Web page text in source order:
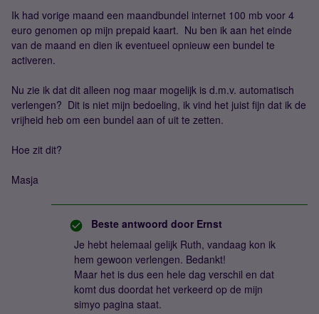
Ik had vorige maand een maandbundel internet 100 mb voor 4
euro genomen op mijn prepaid kaart. Nu ben ik aan het einde
van de maand en dien ik eventueel opnieuw een bundel te
activeren.
Nu zie ik dat dit alleen nog maar mogelijk is d.m.v. automatisch
verlengen? Dit is niet mijn bedoeling, ik vind het juist fijn dat ik de
vrijheid heb om een bundel aan of uit te zetten.
Hoe zit dit?
Masja
Beste antwoord door Ernst
Je hebt helemaal gelijk Ruth, vandaag kon ik
hem gewoon verlengen. Bedankt!
Maar het is dus een hele dag verschil en dat
komt dus doordat het verkeerd op de mijn
simyo pagina staat.